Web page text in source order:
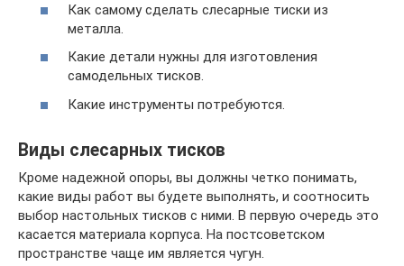
Как самому сделать слесарные тиски из
металла.
Какие детали нужны для изготовления
самодельных тисков.
Какие инструменты потребуются.
Виды слесарных тисков
Кроме надежной опоры, вы должны четко понимать,
какие виды работ вы будете выполнять, и соотносить
выбор настольных тисков с ними. В первую очередь это
касается материала корпуса. На постсоветском
пространстве чаще им является чугун.